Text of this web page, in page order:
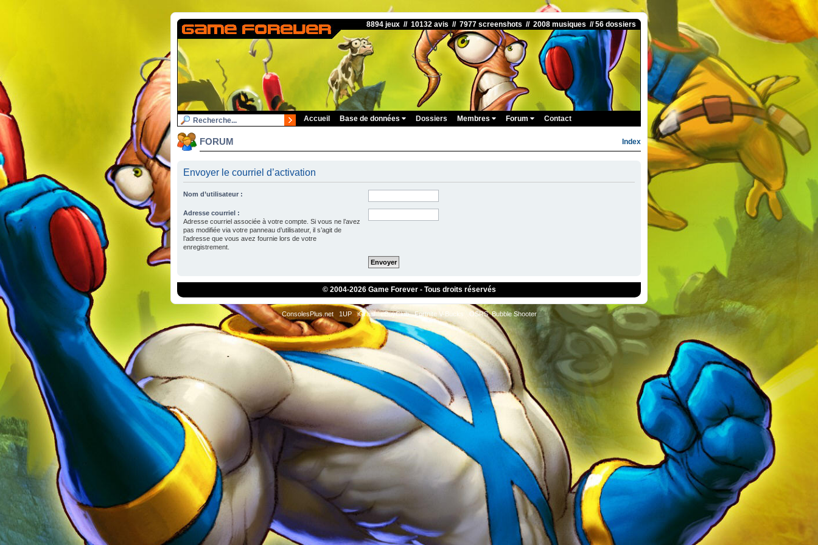
8894 jeux // 10132 avis // 7977 screenshots // 2008 musiques // 56 dossiers
Accueil Base de données Dossiers Membres Forum Contact
FORUM Index
Envoyer le courriel d’activation
Nom d’utilisateur :
Adresse courriel :
Adresse courriel associée à votre compte. Si vous ne l’avez
pas modifiée via votre panneau d’utilisateur, il s’agit de
l’adresse que vous avez fournie lors de votre
enregistrement.
© 2004-2026 Game Forever - Tous droits réservés
ConsolesPlus.net 1UP iGraal eBuyClub Fortnite V-Bucks OSRS Bubble Shooter